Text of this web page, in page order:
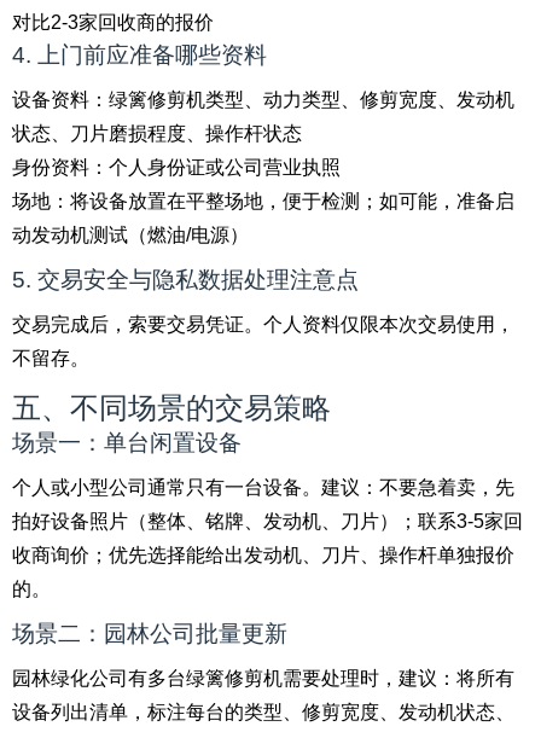
对比2-3家回收商的报价
4. 上门前应准备哪些资料
设备资料：绿篱修剪机类型、动力类型、修剪宽度、发动机
状态、刀片磨损程度、操作杆状态
身份资料：个人身份证或公司营业执照
场地：将设备放置在平整场地，便于检测；如可能，准备启
动发动机测试（燃油/电源）
5. 交易安全与隐私数据处理注意点
交易完成后，索要交易凭证。个人资料仅限本次交易使用，
不留存。
五、不同场景的交易策略
场景一：单台闲置设备
个人或小型公司通常只有一台设备。建议：不要急着卖，先
拍好设备照片（整体、铭牌、发动机、刀片）；联系3-5家回
收商询价；优先选择能给出发动机、刀片、操作杆单独报价
的。
场景二：园林公司批量更新
园林绿化公司有多台绿篱修剪机需要处理时，建议：将所有
设备列出清单，标注每台的类型、修剪宽度、发动机状态、